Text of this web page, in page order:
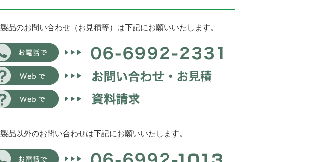
製品のお問い合わせ（お見積等）は下記にお願いいたします。
製品以外のお問い合わせは下記にお願いいたします。